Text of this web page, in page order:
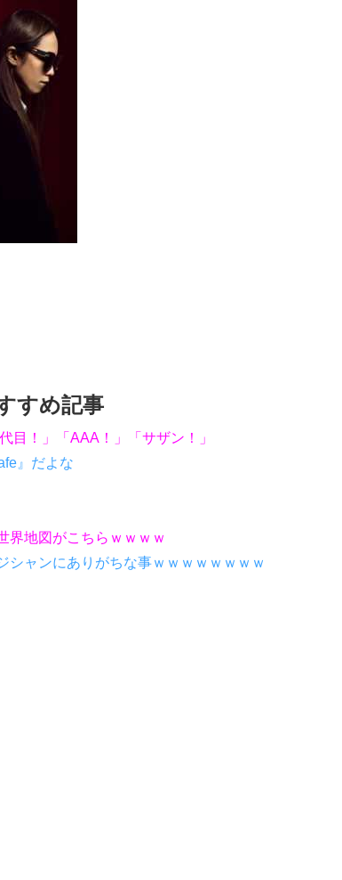
すめ記事
目！」「AAA！」「サザン！」
』だよな
界地図がこちらｗｗｗｗ
シャンにありがちな事ｗｗｗｗｗｗｗｗ